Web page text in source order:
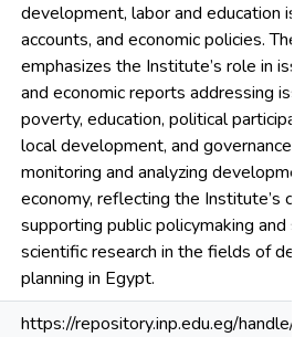
development, labor and education
accounts, and economic policies.
emphasizes the Institute’s role in
and economic reports addressing
poverty, education, political
local development, and governance,
monitoring and analyzing
economy, reflecting the Institute’s
supporting public policymaking and
scientific research in the fields of
planning in Egypt.
https://repository.inp.edu.eg/